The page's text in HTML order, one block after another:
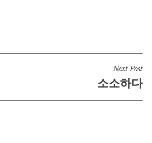
Next Post
소소하다